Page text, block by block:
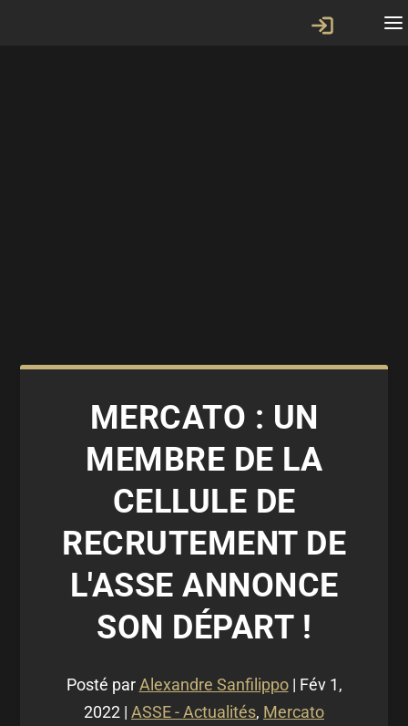
MERCATO : UN
MEMBRE DE LA
CELLULE DE
RECRUTEMENT DE
L'ASSE ANNONCE
SON DÉPART !
Posté parAlexandre Sanfilippo| Fév 1,
2022 | ASSE - Actualités, Mercato